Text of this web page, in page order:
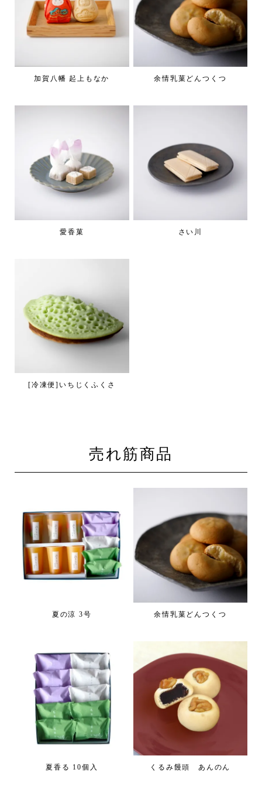
加賀八幡 起上もなか 余情乳菓どんつくつ
愛香菓 さい川
[冷凍便]いちじくふくさ
売れ筋商品
夏の涼 3号 余情乳菓どんつくつ
夏香る 10個入 くるみ饅頭 あんのん